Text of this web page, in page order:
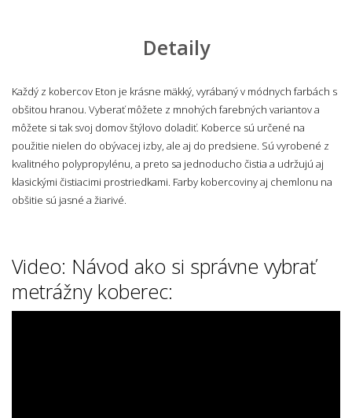
Detaily
Každý z kobercov Eton je krásne mäkký, vyrábaný v módnych farbách s
obšitou hranou. Vyberať môžete z mnohých farebných variantov a
môžete si tak svoj domov štýlovo doladiť. Koberce sú určené na
použitie nielen do obývacej izby, ale aj do predsiene. Sú vyrobené z
kvalitného polypropylénu, a preto sa jednoducho čistia a udržujú aj
klasickými čistiacimi prostriedkami. Farby kobercoviny aj chemlonu na
obšitie sú jasné a žiarivé.
Video: Návod ako si správne vybrať
metrážny koberec: